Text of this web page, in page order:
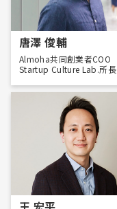
唐澤 俊輔
Almoha共同創業者COO
Startup Culture Lab.所長